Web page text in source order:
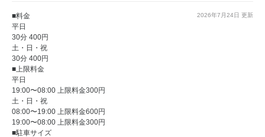
2026年7月24日 更新
■料金
平日
30分 400円
土・日・祝
30分 400円
■上限料金
平日
19:00〜08:00 上限料金300円
土・日・祝
08:00〜19:00 上限料金600円
19:00〜08:00 上限料金300円
■駐車サイズ